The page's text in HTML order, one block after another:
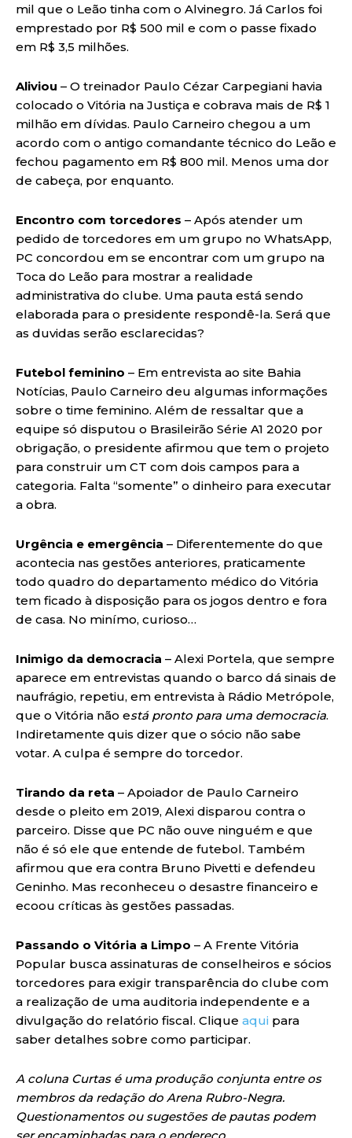
mil que o Leão tinha com o Alvinegro. Já Carlos foi
emprestado por R$ 500 mil e com o passe fixado
em R$ 3,5 milhões.
Aliviou – O treinador Paulo Cézar Carpegiani havia
colocado o Vitória na Justiça e cobrava mais de R$ 1
milhão em dívidas. Paulo Carneiro chegou a um
acordo com o antigo comandante técnico do Leão e
fechou pagamento em R$ 800 mil. Menos uma dor
de cabeça, por enquanto.
Encontro com torcedores – Após atender um
pedido de torcedores em um grupo no WhatsApp,
PC concordou em se encontrar com um grupo na
Toca do Leão para mostrar a realidade
administrativa do clube. Uma pauta está sendo
elaborada para o presidente respondê-la. Será que
as duvidas serão esclarecidas?
Futebol feminino – Em entrevista ao site Bahia
Notícias, Paulo Carneiro deu algumas informações
sobre o time feminino. Além de ressaltar que a
equipe só disputou o Brasileirão Série A1 2020 por
obrigação, o presidente afirmou que tem o projeto
para construir um CT com dois campos para a
categoria. Falta “somente” o dinheiro para executar
a obra.
Urgência e emergência – Diferentemente do que
acontecia nas gestões anteriores, praticamente
todo quadro do departamento médico do Vitória
tem ficado à disposição para os jogos dentro e fora
de casa. No minímo, curioso…
Inimigo da democracia – Alexi Portela, que sempre
aparece em entrevistas quando o barco dá sinais de
naufrágio, repetiu, em entrevista à Rádio Metrópole,
que o Vitória não está pronto para uma democracia.
Indiretamente quis dizer que o sócio não sabe
votar. A culpa é sempre do torcedor.
Tirando da reta – Apoiador de Paulo Carneiro
desde o pleito em 2019, Alexi disparou contra o
parceiro. Disse que PC não ouve ninguém e que
não é só ele que entende de futebol. Também
afirmou que era contra Bruno Pivetti e defendeu
Geninho. Mas reconheceu o desastre financeiro e
ecoou críticas às gestões passadas.
Passando o Vitória a Limpo – A Frente Vitória
Popular busca assinaturas de conselheiros e sócios
torcedores para exigir transparência do clube com
a realização de uma auditoria independente e a
divulgação do relatório fiscal. Clique aqui para
saber detalhes sobre como participar.
A coluna Curtas é uma produção conjunta entre os
membros da redação do Arena Rubro-Negra.
Questionamentos ou sugestões de pautas podem